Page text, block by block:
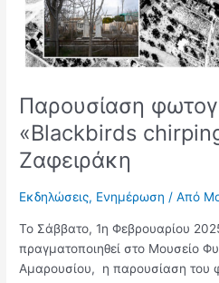
Παρουσίαση
«Blackbirds
Ζαφειράκη
Εκδηλώσεις, Ενημέρωση / Από
Το Σάββατο, 1η Φεβρουαρίου
πραγματοποιηθεί στο Μουσείο
Αμαρουσίου, η παρουσίαση του